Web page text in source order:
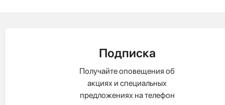
Подписка
Получайте оповещения об
акциях и специальных
предложениях на телефон